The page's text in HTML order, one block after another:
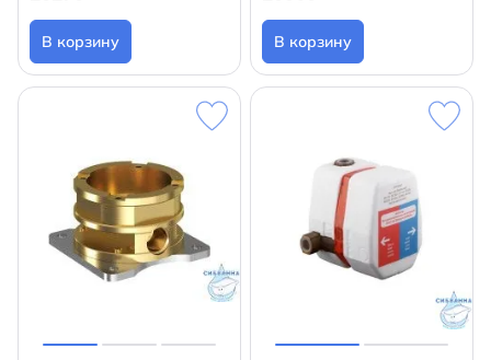
В корзину В корзину